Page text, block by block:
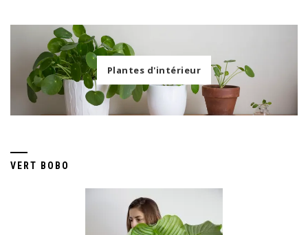
Plantes d'intérieur
VERT BOBO